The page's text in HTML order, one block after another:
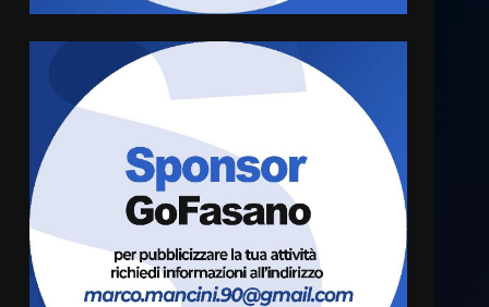
5
appuntamento con “Fasano in
7 Agosto 2026 06:05
US Fasano, Scianaro:
“Profonda amarezza per
esclusione dal campionato di
calcio”
7 Agosto 2026 06:00
Fasanese ferito a colpi di
arma da fuoco